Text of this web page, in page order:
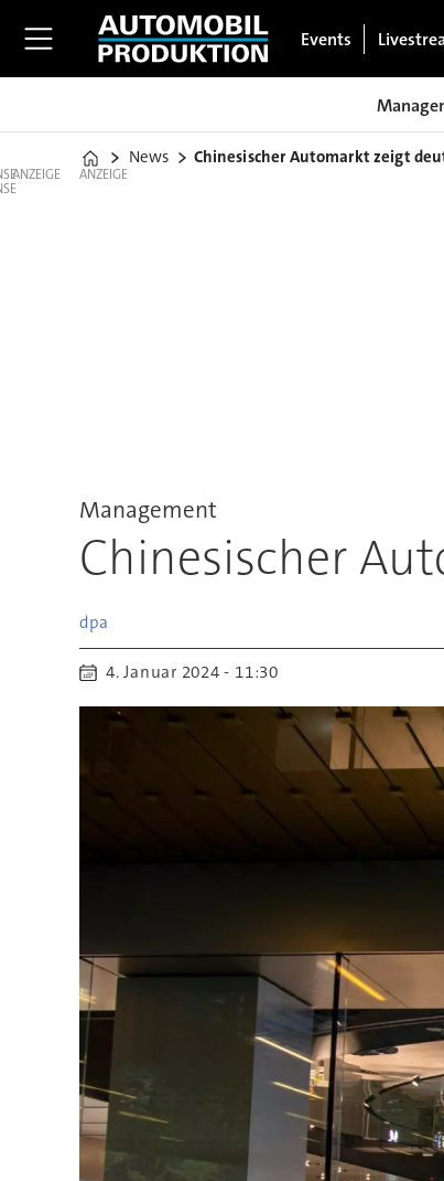
Events
Home
News Chinesischer Automarkt zeigt
ANZEIGE ANZEIGE
Management
Chinesischer
dpa
4. Januar 2024 - 11:30